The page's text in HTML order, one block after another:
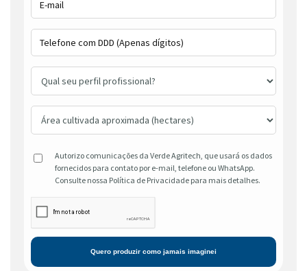
Autorizo comunicações da Verde Agritech, que usará os dados
fornecidos para contato por e-mail, telefone ou WhatsApp.
Consulte nossa Política de Privacidade para mais detalhes.